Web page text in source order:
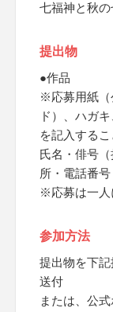
七福神と秋
提出物
●作品
※応募用紙（
ド）、ハガ
を記入するこ
氏名・俳号
所・電話番号
※応募は一人
参加方法
提出物を下
送付
または、公